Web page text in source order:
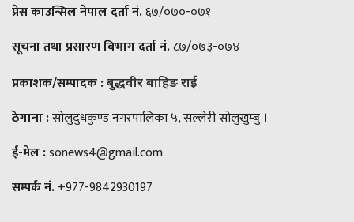
प्रेस काउन्सिल नेपाल दर्ता नं.६७/०७०-०७१
सूचना तथा प्रसारण विभाग दर्ता नं.८७/०७३-०७४
प्रकाशक/सम्पादक :बुद्धवीर बाहिङ राई
ठेगाना :सोलुदुधकुण्ड नगरपालिका ५, सल्लेरी सोलुखुम्बु ।
ई-मेल :sonews4@gmail.com
सम्पर्क नं.+977-9842930197